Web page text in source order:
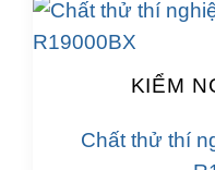
KIỂM
Chất thử thí